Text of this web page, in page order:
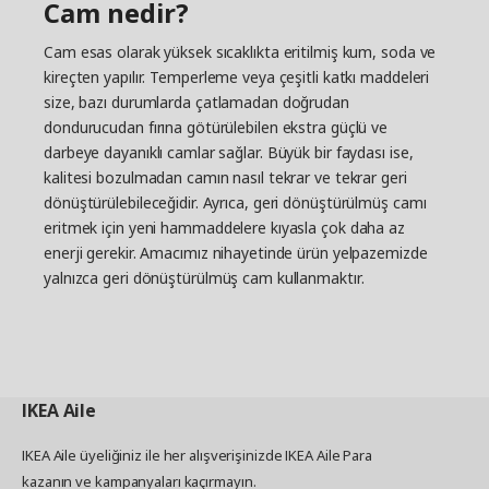
Cam nedir?
Cam esas olarak yüksek sıcaklıkta eritilmiş kum, soda ve
kireçten yapılır. Temperleme veya çeşitli katkı maddeleri
size, bazı durumlarda çatlamadan doğrudan
dondurucudan fırına götürülebilen ekstra güçlü ve
darbeye dayanıklı camlar sağlar. Büyük bir faydası ise,
kalitesi bozulmadan camın nasıl tekrar ve tekrar geri
dönüştürülebileceğidir. Ayrıca, geri dönüştürülmüş camı
eritmek için yeni hammaddelere kıyasla çok daha az
enerji gerekir. Amacımız nihayetinde ürün yelpazemizde
yalnızca geri dönüştürülmüş cam kullanmaktır.
IKEAAile
IKEA Aile üyeliğiniz ile her alışverişinizde IKEA Aile Para
kazanın ve kampanyaları kaçırmayın.